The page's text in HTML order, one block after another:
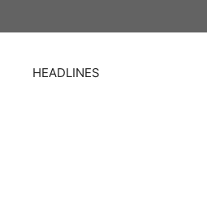
HEADLINES